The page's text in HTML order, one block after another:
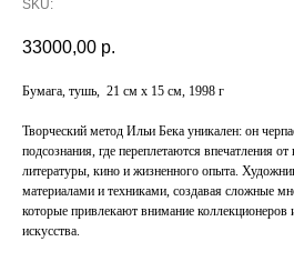
SKU:
33000,00 р.
Бумага, тушь, 21 см х 15 см, 1998 г
Творческий метод Ильи Бека уникален: он
подсознания, где переплетаются впечатления
литературы, кино и жизненного опыта.
материалами и техниками, создавая сложные
которые привлекают внимание коллекционеров
искусства.